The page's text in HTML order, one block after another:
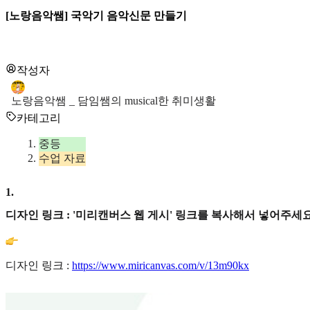
[노랑음악쌤] 국악기 음악신문 만들기
작성자
노랑음악쌤 _ 담임쌤의 musical한 취미생활
카테고리
중등
수업 자료
1.
디자인 링크 : '미리캔버스 웹 게시' 링크를 복사해서 넣어주세
디자인 링크 : https://www.miricanvas.com/v/13m90kx